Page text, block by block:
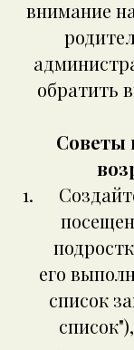
внимание
обратить
Советы
его
список